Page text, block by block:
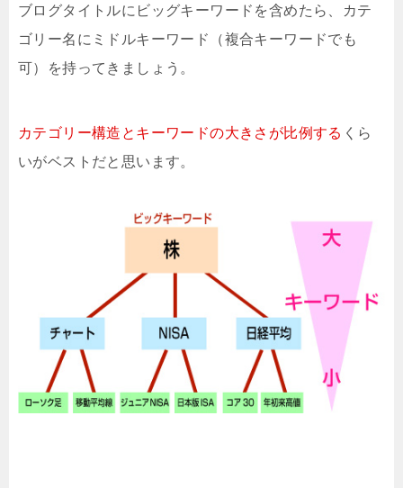
ブログタイトルにビッグキーワードを含めたら、カテ
ゴリー名にミドルキーワード（複合キーワードでも
可）を持ってきましょう。
カテゴリー構造とキーワードの大きさが比例する くら
いがベストだと思います。